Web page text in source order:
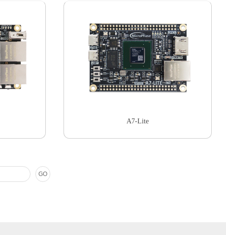
A7-Lite
GO